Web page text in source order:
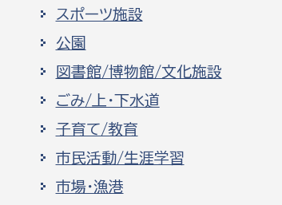
スポーツ施設
公園
図書館/博物館/文化施設
ごみ/上・下水道
子育て/教育
市民活動/生涯学習
市場・漁港